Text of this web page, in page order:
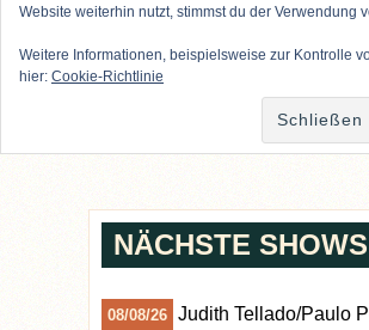
Website weiterhin nutzt, stimmst du der Verwendung
Weitere Informationen, beispielsweise zur Kontrolle
hier: Cookie-Richtlinie
NÄCHSTE SHOWS
08/08/26 Judith Tellado/Paulo